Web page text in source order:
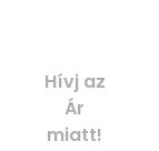
Hívj az
Ár
miatt!